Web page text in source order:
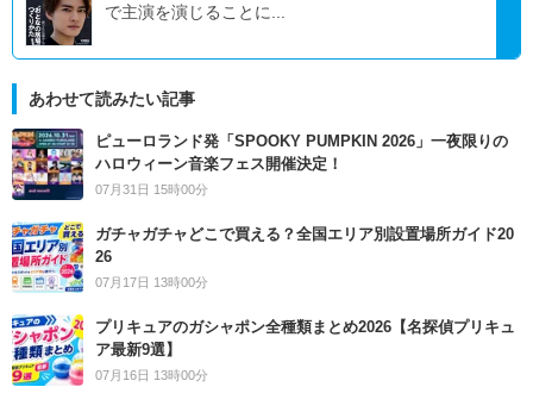
で主演を演じることに...
あわせて読みたい記事
ピューロランド発「SPOOKY PUMPKIN 2026」一夜限りの
ハロウィーン音楽フェス開催決定！
07月31日 15時00分
ガチャガチャどこで買える？全国エリア別設置場所ガイド20
26
07月17日 13時00分
プリキュアのガシャポン全種類まとめ2026【名探偵プリキュ
ア最新9選】
07月16日 13時00分